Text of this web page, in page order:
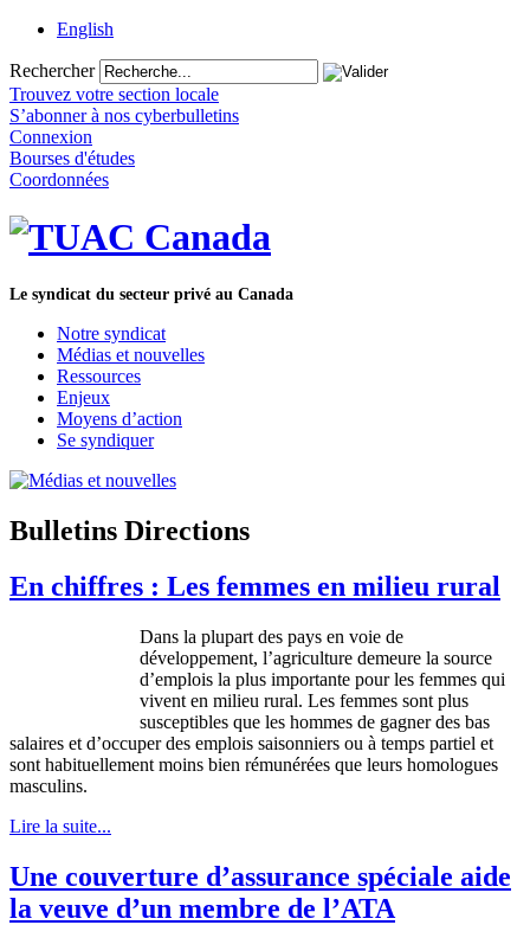
English
Rechercher
Trouvez votre section locale
S’abonner à nos cyberbulletins
Connexion
Bourses d'études
Coordonnées
Le syndicat du secteur privé au Canada
Notre syndicat
Médias et nouvelles
Ressources
Enjeux
Moyens d’action
Se syndiquer
Bulletins Directions
En chiffres : Les femmes en milieu rural
Dans la plupart des pays en voie de
développement, l’agriculture demeure la source
d’emplois la plus importante pour les femmes qui
vivent en milieu rural. Les femmes sont plus
susceptibles que les hommes de gagnerdes bas
salaires et d’occuperdes emplois saisonniers ou à temps partiel et
sont habituellement moins bien rémunérées que leurs homologues
masculins.
Lire la suite...
Une couverture d’assurance spéciale aide
la veuve d’un membre de l’ATA